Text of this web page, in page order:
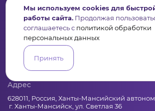
Контакты
+7 (346) 735-11-30
elkanko@ugranko.ru
Адрес
628011, Россия, Ханты-Мансийский
г. Ханты-Мансийск, ул. Светлая 36
Мы используем cookies для
работы сайта. Продолжая
соглашаетесь с политикой обработки
персональных данных
Принять